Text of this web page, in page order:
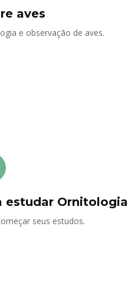
aves
e observação de aves.
estudar Ornitologia
seus estudos.